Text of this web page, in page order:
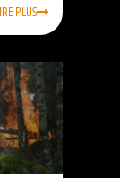
PLUS